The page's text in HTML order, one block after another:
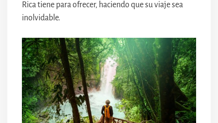
Rica tiene para ofrecer, haciendo que su viaje sea
inolvidable.